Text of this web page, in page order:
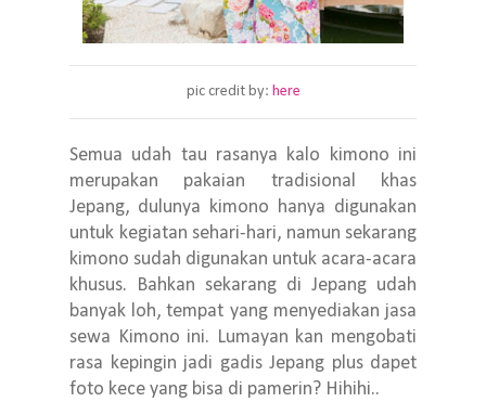
pic credit by: here
Semua udah tau rasanya kalo kimono ini
merupakan pakaian tradisional khas
Jepang, dulunya kimono hanya digunakan
untuk kegiatan sehari-hari, namun sekarang
kimono sudah digunakan untuk acara-acara
khusus. Bahkan sekarang di Jepang udah
banyak loh, tempat yang menyediakan jasa
sewa Kimono ini. Lumayan kan mengobati
rasa kepingin jadi gadis Jepang plus dapet
foto kece yang bisa di pamerin? Hihihi..